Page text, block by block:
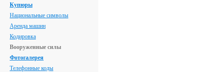
Купюры
Национальные символы
Аренда машин
Кодировка
Вооруженные силы
Фотогалерея
Телефонные коды